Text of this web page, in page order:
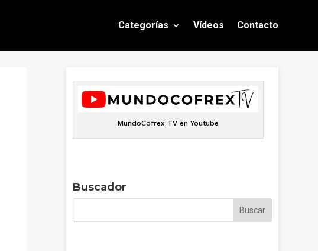
Categorías Vídeos Contacto
MundoCofrex TV en Youtube
Buscador